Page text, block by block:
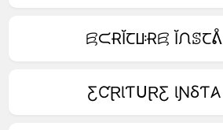
ꗛᙅɌĬꞆꚶɌꗛ ĬᙁꕷꞆᕔ
ƸƇⱤƖƬꓴⱤƸ ƖƝⳜƬ𐤠